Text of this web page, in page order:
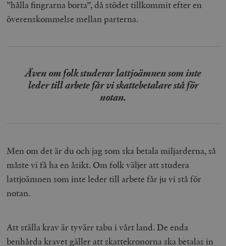
”hålla fingrarna borta”, då stödet tillkommit efter en
överenskommelse mellan parterna.
Även om folk studerar lattjoämnen som inte
leder till arbete får vi skattebetalare stå för
notan.
Men om det är du och jag som ska betala miljarderna, så
måste vi få ha en åsikt. Om folk väljer att studera
lattjoämnen som inte leder till arbete får ju vi stå för
notan.
Att ställa krav är tyvärr tabu i vårt land. De enda
benhårda kravet gäller att skattekronorna ska betalas in